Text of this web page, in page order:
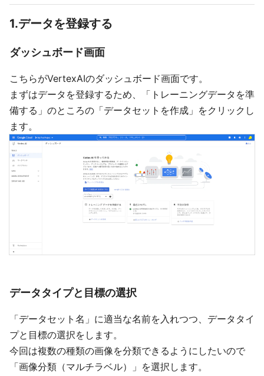
1.データを登録する
ダッシュボード画面
こちらがVertexAIのダッシュボード画面です。
まずはデータを登録するため、「トレーニングデータを準
備する」のところの「データセットを作成」をクリックし
ます。
データタイプと目標の選択
「データセット名」に適当な名前を入れつつ、データタイ
プと目標の選択をします。
今回は複数の種類の画像を分類できるようにしたいので
「画像分類（マルチラベル）」を選択します。